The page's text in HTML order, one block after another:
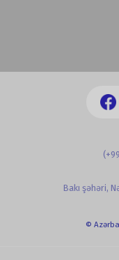
Bakı şəhəri,
©